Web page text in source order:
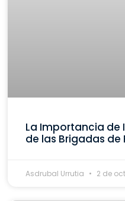
La Importancia de
de las Brigadas de
Asdrubal Urrutia 2 de